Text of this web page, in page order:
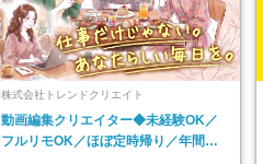
株式会社トレンドクリエイト
動画編集クリエイター◆未経験OK／
フルリモOK／ほぼ定時帰り／年間休